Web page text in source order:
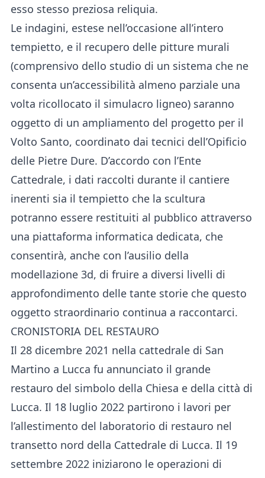
esso stesso preziosa reliquia.
Le indagini, estese nell’occasione all’intero
tempietto, e il recupero delle pitture murali
(comprensivo dello studio di un sistema che ne
consenta un’accessibilità almeno parziale una
volta ricollocato il simulacro ligneo) saranno
oggetto di un ampliamento del progetto per il
Volto Santo, coordinato dai tecnici dell’Opificio
delle Pietre Dure. D’accordo con l’Ente
Cattedrale, i dati raccolti durante il cantiere
inerenti sia il tempietto che la scultura
potranno essere restituiti al pubblico attraverso
una piattaforma informatica dedicata, che
consentirà, anche con l’ausilio della
modellazione 3d, di fruire a diversi livelli di
approfondimento delle tante storie che questo
oggetto straordinario continua a raccontarci.
CRONISTORIA DEL RESTAURO
Il 28 dicembre 2021 nella cattedrale di San
Martino a Lucca fu annunciato il grande
restauro del simbolo della Chiesa e della città di
Lucca. Il 18 luglio 2022 partirono i lavori per
l’allestimento del laboratorio di restauro nel
transetto nord della Cattedrale di Lucca. Il 19
settembre 2022 iniziarono le operazioni di